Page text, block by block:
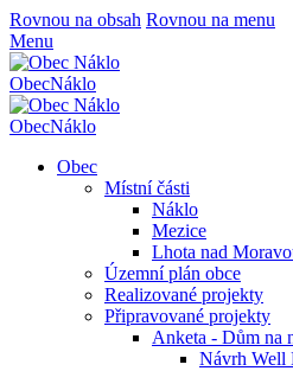
Rovnou na obsah Rovnou na menu
Menu
ObecNáklo
ObecNáklo
Obec
Místní části
Náklo
Mezice
Lhota nad
Územní plán obce
Realizované projekty
Připravované projekty
Anketa - Dům na
Návrh Well